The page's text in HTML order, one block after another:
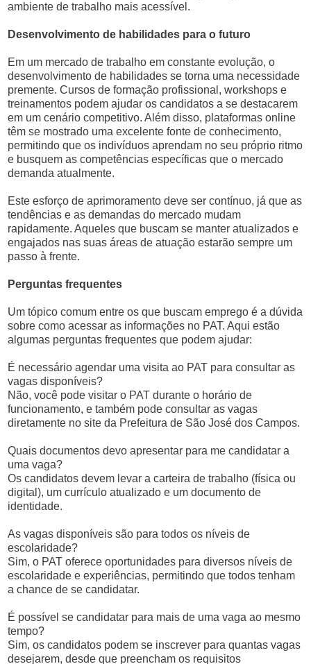
ambiente de trabalho mais acessível.
Desenvolvimento de habilidades para o futuro
Em um mercado de trabalho em constante evolução, o
desenvolvimento de habilidades se torna uma necessidade
premente. Cursos de formação profissional, workshops e
treinamentos podem ajudar os candidatos a se destacarem
em um cenário competitivo. Além disso, plataformas online
têm se mostrado uma excelente fonte de conhecimento,
permitindo que os indivíduos aprendam no seu próprio ritmo
e busquem as competências específicas que o mercado
demanda atualmente.
Este esforço de aprimoramento deve ser contínuo, já que as
tendências e as demandas do mercado mudam
rapidamente. Aqueles que buscam se manter atualizados e
engajados nas suas áreas de atuação estarão sempre um
passo à frente.
Perguntas frequentes
Um tópico comum entre os que buscam emprego é a dúvida
sobre como acessar as informações no PAT. Aqui estão
algumas perguntas frequentes que podem ajudar:
É necessário agendar uma visita ao PAT para consultar as
vagas disponíveis?
Não, você pode visitar o PAT durante o horário de
funcionamento, e também pode consultar as vagas
diretamente no site da Prefeitura de São José dos Campos.
Quais documentos devo apresentar para me candidatar a
uma vaga?
Os candidatos devem levar a carteira de trabalho (física ou
digital), um currículo atualizado e um documento de
identidade.
As vagas disponíveis são para todos os níveis de
escolaridade?
Sim, o PAT oferece oportunidades para diversos níveis de
escolaridade e experiências, permitindo que todos tenham
a chance de se candidatar.
É possível se candidatar para mais de uma vaga ao mesmo
tempo?
Sim, os candidatos podem se inscrever para quantas vagas
desejarem, desde que preencham os requisitos